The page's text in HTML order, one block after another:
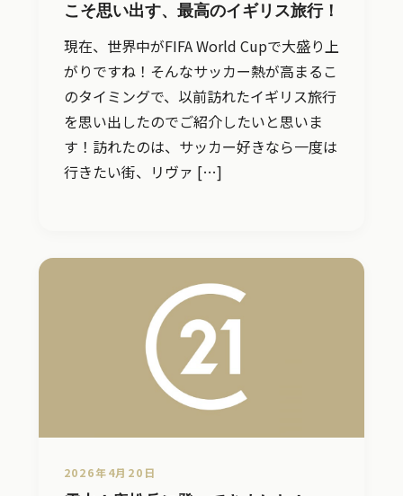
こそ思い出す、最高のイギリス旅行！
現在、世界中がFIFA World Cupで大盛り上
がりですね！そんなサッカー熱が高まるこ
のタイミングで、以前訪れたイギリス旅行
を思い出したのでご紹介したいと思いま
す！訪れたのは、サッカー好きなら一度は
行きたい街、リヴァ […]
2026年4月20日